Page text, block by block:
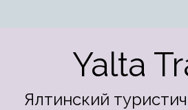
Yalta
Ялтинский